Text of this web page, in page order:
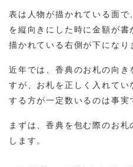
表は人物が描かれている面
を縦向きにした時に金額が
描かれている右側が下になり
近年では、香典のお札の向
すが、お札を正しく入れて
する方が一定数いるのは事実
まずは、香典を包む際のお
します。